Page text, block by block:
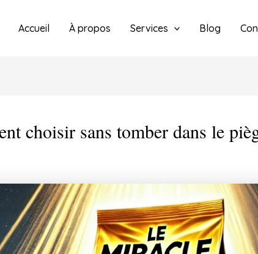
Accueil À propos Services Blog
choisir sans tomber dans le